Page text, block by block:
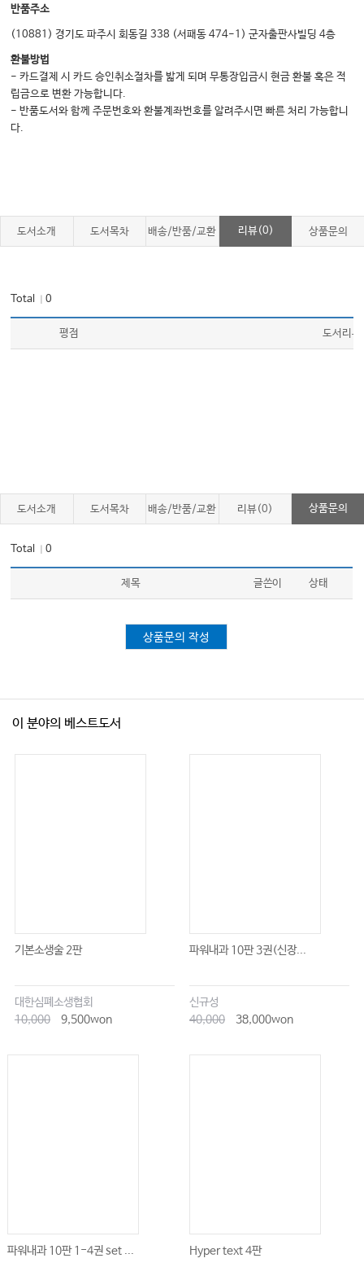
반품주소
(10881) 경기도 파주시 회동길 338 (서패동 474-1) 군자출판사빌딩 4층
환불방법
- 카드결제 시 카드 승인취소절차를 밟게 되며 무통장입금시 현금 환불 혹은 적
립금으로 변환 가능합니다.
- 반품도서와 함께 주문번호와 환불계좌번호를 알려주시면 빠른 처리 가능합니
다.
도서소개 도서목차 배송/반품/교환 리뷰(0) 상품문의
Total ｜0
평점 도서리뷰
도서소개 도서목차 배송/반품/교환 리뷰(0) 상품문의
Total ｜0
제목 글쓴이 상태
상품문의 작성
이 분야의 베스트도서
기본소생술 2판
대한심폐소생협회
10,000
9,500won
파워내과 10판 3권(신장...
신규성
40,000
38,000won
파워내과 10판 1-4권 set ... Hyper text 4판